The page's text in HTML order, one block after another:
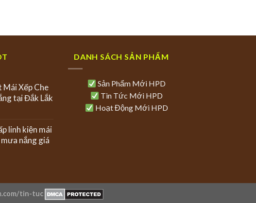
Mái Xếp Che
tại Đắk Lắk
linh kiện mái
nắng giá
DANH SÁCH SẢN PHẨM
Sản Phẩm Mới HPD
Tin Tức Mới HPD
Hoạt Động Mới HPD
tin-tuc